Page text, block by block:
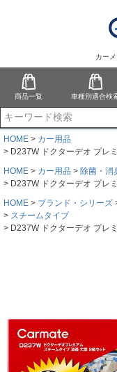
カー
商品一覧 車種別適合検
HOME
カー用品
D237W ドクターデオ プレ
HOME
カー用品 除菌・消
D237W ドクターデオ プレ
HOME
ブランド・シリーズ
スチームタイプ
D237W ドクターデオ プレ